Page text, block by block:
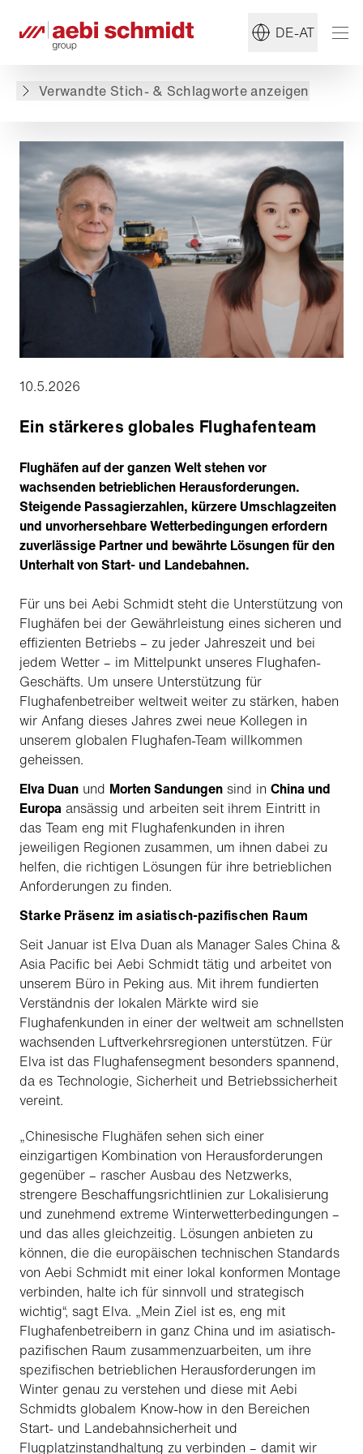
DE-AT
Verwandte Stich- & Schlagworte anzeigen
#Kehrblasgerät
10.5.2026
Ein stärkeres globales Flughafenteam
Flughäfen auf der ganzen Welt stehen vor
wachsenden betrieblichen Herausforderungen.
Steigende Passagierzahlen, kürzere Umschlagzeiten
und unvorhersehbare Wetterbedingungen erfordern
zuverlässige Partner und bewährte Lösungen für den
Unterhalt von Start- und Landebahnen.
Für uns bei Aebi Schmidt steht die Unterstützung von
Flughäfen bei der Gewährleistung eines sicheren und
effizienten Betriebs – zu jeder Jahreszeit und bei
jedem Wetter – im Mittelpunkt unseres Flughafen-
Geschäfts. Um unsere Unterstützung für
Flughafenbetreiber weltweit weiter zu stärken, haben
wir Anfang dieses Jahres zwei neue Kollegen in
unserem globalen Flughafen-Team willkommen
geheissen.
Elva Duan und Morten Sandungen sind in China und
Europa ansässig und arbeiten seit ihrem Eintritt in
das Team eng mit Flughafenkunden in ihren
jeweiligen Regionen zusammen, um ihnen dabei zu
helfen, die richtigen Lösungen für ihre betrieblichen
Anforderungen zu finden.
Starke Präsenz im asiatisch-pazifischen Raum
Seit Januar ist Elva Duan als Manager Sales China &
Asia Pacific bei Aebi Schmidt tätig und arbeitet von
unserem Büro in Peking aus. Mit ihrem fundierten
Verständnis der lokalen Märkte wird sie
Flughafenkunden in einer der weltweit am schnellsten
wachsenden Luftverkehrsregionen unterstützen. Für
Elva ist das Flughafensegment besonders spannend,
da es Technologie, Sicherheit und Betriebssicherheit
vereint.
„Chinesische Flughäfen sehen sich einer
einzigartigen Kombination von Herausforderungen
gegenüber – rascher Ausbau des Netzwerks,
strengere Beschaffungsrichtlinien zur Lokalisierung
und zunehmend extreme Winterwetterbedingungen –
und das alles gleichzeitig. Lösungen anbieten zu
können, die die europäischen technischen Standards
von Aebi Schmidt mit einer lokal konformen Montage
verbinden, halte ich für sinnvoll und strategisch
wichtig“, sagt Elva. „Mein Ziel ist es, eng mit
Flughafenbetreibern in ganz China und im asiatisch-
pazifischen Raum zusammenzuarbeiten, um ihre
spezifischen betrieblichen Herausforderungen im
Winter genau zu verstehen und diese mit Aebi
Schmidts globalem Know-how in den Bereichen
Start- und Landebahnsicherheit und
Flugplatzinstandhaltung zu verbinden – damit wir